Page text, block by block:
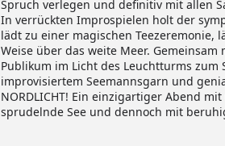
Spruch verlegen und definitiv mit allen
In verrückten Improspielen holt der
lädt zu einer magischen Teezeremonie,
Weise über das weite Meer.
Publikum im Licht des Leuchtturms
improvisiertem Seemannsgarn und
NORDLICHT! Ein einzigartiger Abend
sprudelnde See und dennoch mit